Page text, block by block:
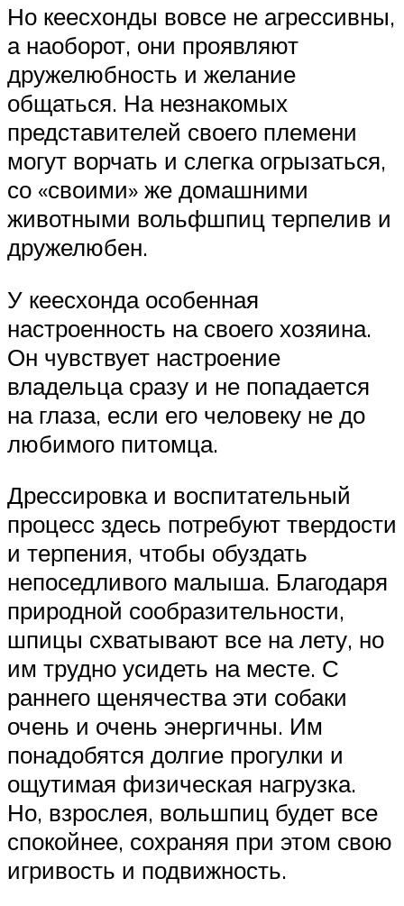
Но кеесхонды вовсе не агрессивны,
а наоборот, они проявляют
дружелюбность и желание
общаться. На незнакомых
представителей своего племени
могут ворчать и слегка огрызаться,
со «своими» же домашними
животными вольфшпиц терпелив и
дружелюбен.
У кеесхонда особенная
настроенность на своего хозяина.
Он чувствует настроение
владельца сразу и не попадается
на глаза, если его человеку не до
любимого питомца.
Дрессировка и воспитательный
процесс здесь потребуют твердости
и терпения, чтобы обуздать
непоседливого малыша. Благодаря
природной сообразительности,
шпицы схватывают все на лету, но
им трудно усидеть на месте. С
раннего щенячества эти собаки
очень и очень энергичны. Им
понадобятся долгие прогулки и
ощутимая физическая нагрузка.
Но, взрослея, вольшпиц будет все
спокойнее, сохраняя при этом свою
игривость и подвижность.